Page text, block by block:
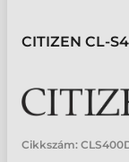
CITIZEN CL-
Cikkszám: